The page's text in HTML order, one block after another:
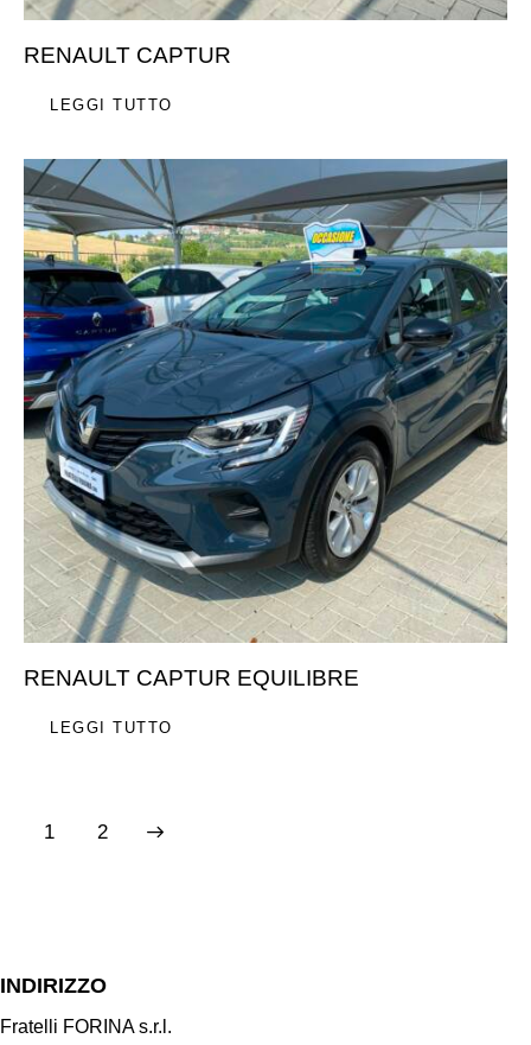
RENAULT CAPTUR
LEGGI TUTTO
RENAULT CAPTUR EQUILIBRE
LEGGI TUTTO
1 2
→
INDIRIZZO
Fratelli FORINA s.r.l.